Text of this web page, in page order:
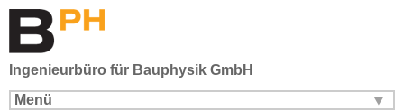
Ingenieurbüro für Bauphysik GmbH
Menü